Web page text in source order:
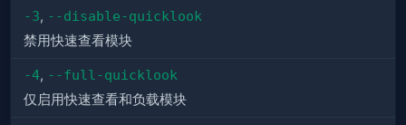
-3, --disable-quicklook
禁用快速查看模块
-4, --full-quicklook
仅启用快速查看和负载模块